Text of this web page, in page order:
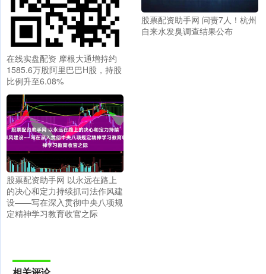
在线实盘配资 摩根大通增持约
1585.6万股阿里巴巴H股，持股
比例升至6.08%
股票配资助手网 问责7人！杭州
自来水发臭调查结果公布
股票配资助手网 以永远在路上
的决心和定力持续抓司法作风建
设——写在深入贯彻中央八项规
定精神学习教育收官之际